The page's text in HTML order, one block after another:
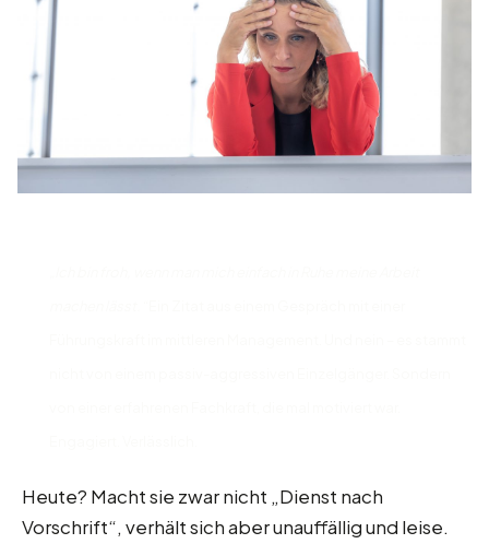
Heute? Macht sie zwar nicht „Dienst nach
Vorschrift“, verhält sich aber unauffällig und leise.